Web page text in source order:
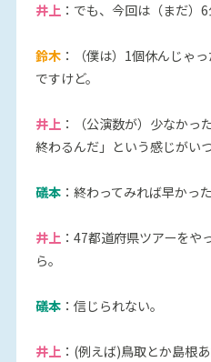
井上：でも、今回は（まだ）6
鈴木：（僕は）1個休んじゃ
ですけど。
井上：（公演数が）少なかっ
終わるんだ」という感じがい
礒本：終わってみれば早かっ
井上：47都道府県ツアーをや
ら。
礒本：信じられない。
井上：(例えば)鳥取とか島根